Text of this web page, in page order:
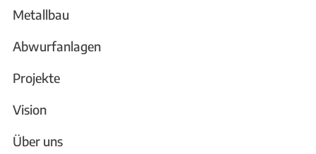
Metallbau
Abwurfanlagen
Projekte
Vision
Über uns